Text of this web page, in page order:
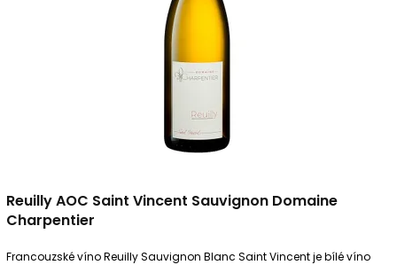
Reuilly AOC Saint Vincent Sauvignon Domaine
Charpentier
Francouzské víno Reuilly Sauvignon Blanc Saint Vincent je bílé víno